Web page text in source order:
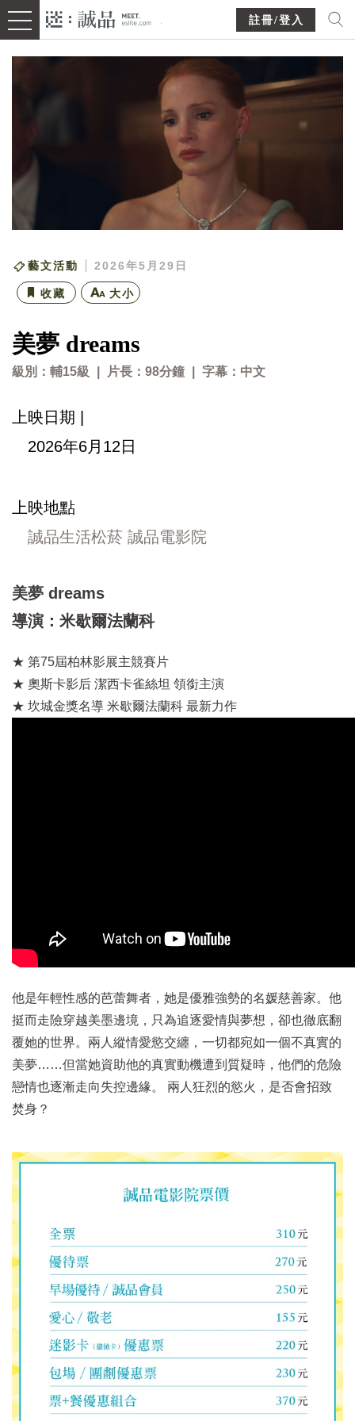
註冊/登入
藝文活動 2026年5月29日
收藏 大小
美夢 dreams
級別：輔15級 片長：98分鐘 字幕：中文
上映日期 |
2026年6月12日
上映地點
誠品生活松菸 誠品電影院
美夢 dreams
導演：米歇爾法蘭科
★ 第75屆柏林影展主競賽片
★ 奧斯卡影后 潔西卡雀絲坦 領銜主演
★ 坎城金獎名導 米歇爾法蘭科 最新力作
他是年輕性感的芭蕾舞者，她是優雅強勢的名媛慈善家。他
挺而走險穿越美墨邊境，只為追逐愛情與夢想，卻也徹底翻
覆她的世界。兩人縱情愛慾交纏，一切都宛如一個不真實的
美夢……但當她資助他的真實動機遭到質疑時，他們的危險
戀情也逐漸走向失控邊緣。 兩人狂烈的慾火，是否會招致
焚身？